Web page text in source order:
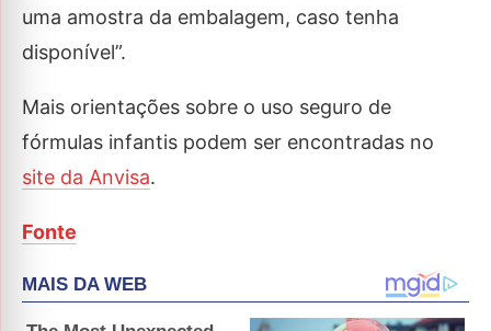
uma amostra da embalagem, caso tenha
disponível”.
Mais orientações sobre o uso seguro de
fórmulas infantis podem ser encontradas no
site da Anvisa.
Fonte